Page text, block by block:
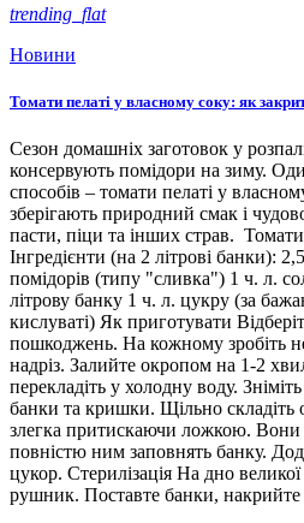
trending_flat
Новини
Томати пелаті у власному соку: як
Сезон домашніх заготовок у
консервують помідори на зиму.
способів – томати пелаті у
зберігають природний смак і
пасти, піци та інших страв.
Інгредієнти (на 2 літрові банки):
помідорів (типу "сливка") 1 ч. л.
літрову банку 1 ч. л. цукру (за
кислуваті) Як приготувати
пошкоджень. На кожному зробіть
надріз. Залийте окропом на 1-2
перекладіть у холодну воду.
банки та кришки. Щільно складіть
злегка притискаючи ложкою. Вони
повністю ним заповнять банку.
цукор. Стерилізація На дно великої
рушник. Поставте банки,